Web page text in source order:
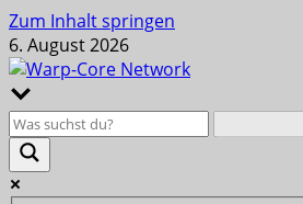
Zum Inhalt springen
6. August 2026